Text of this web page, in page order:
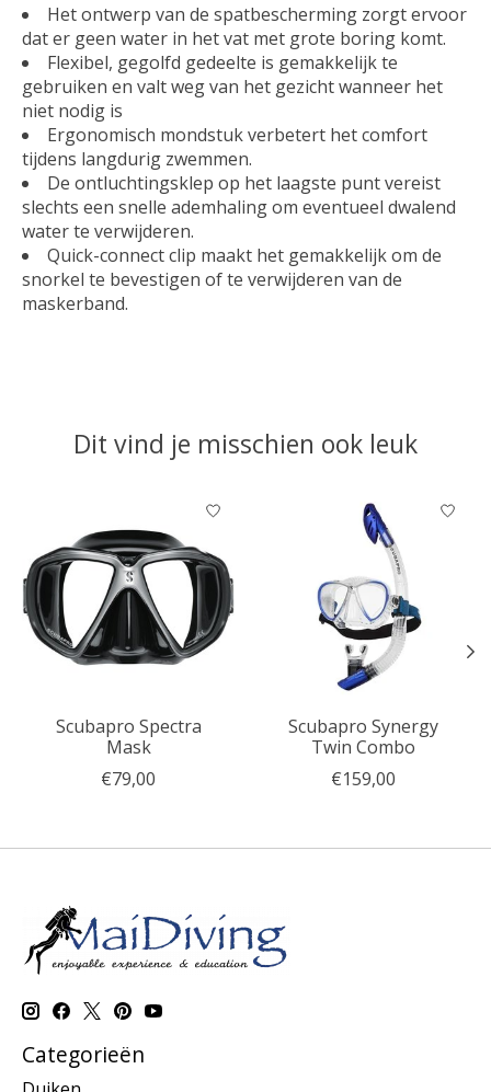
Het ontwerp van de spatbescherming zorgt ervoor
dat er geen water in het vat met grote boring komt.
Flexibel, gegolfd gedeelte is gemakkelijk te
gebruiken en valt weg van het gezicht wanneer het
niet nodig is
Ergonomisch mondstuk verbetert het comfort
tijdens langdurig zwemmen.
De ontluchtingsklep op het laagste punt vereist
slechts een snelle ademhaling om eventueel dwalend
water te verwijderen.
Quick-connect clip maakt het gemakkelijk om de
snorkel te bevestigen of te verwijderen van de
maskerband.
Dit vind je misschien ook leuk
Items van productcarrousel
Scubapro Spectra
Mask
€79,00
Scubapro Synergy
Twin Combo
€159,00
Categorieën